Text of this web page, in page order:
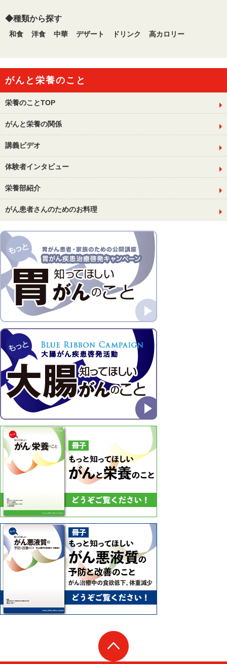
◆種類から探す
和食 洋食 中華 デザート ドリンク 高カロリー
がんと栄養のこと
栄養のことTOP
がんと栄養の関係
講義ビデオ
体験者インタビュー
栄養部紹介
がん患者さんのためのお料理